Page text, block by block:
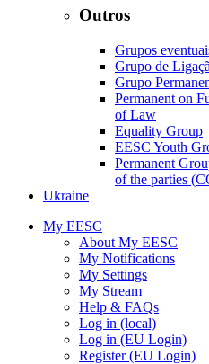
Outros
Grupos
Grupo de
Grupo
Permanent on
of Law
Equality Group
EESC Youth
Permanent
of the parties
Ukraine
My EESC
About My EESC
My Notifications
My Settings
My Stream
Help & FAQs
Log in (local)
Log in (EU Login)
Register (EU Login)